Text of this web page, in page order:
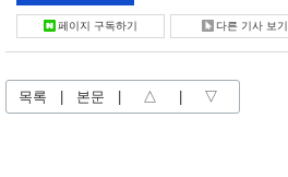
페이지 구독하기 다른 기사 보기
목록 본문 △ ▽